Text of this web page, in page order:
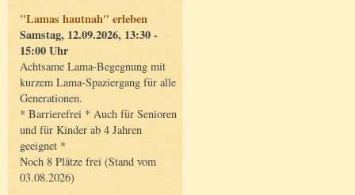
"Lamas hautnah" erleben
Samstag, 12.09.2026, 13:30 -
15:00 Uhr
Achtsame Lama-Begegnung mit
kurzem Lama-Spaziergang für alle
Generationen.
* Barrierefrei * Auch für Senioren
und für Kinder ab 4 Jahren
geeignet *
Noch 8 Plätze frei (Stand vom
03.08.2026)